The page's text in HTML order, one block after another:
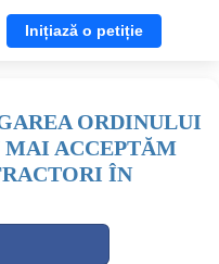
Inițiază o petiție
ORDINULUI
MAI ACCEPTĂM
ÎN